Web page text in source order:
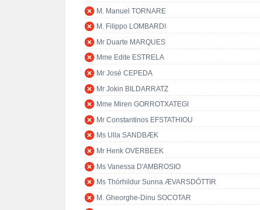
M. Manuel TORNARE
M. Filippo LOMBARDI
Mr Duarte MARQUES
Mme Edite ESTRELA
Mr José CEPEDA
Mr Jokin BILDARRATZ
Mme Miren GORROTXATEGI
Mr Constantinos EFSTATHIOU
Ms Ulla SANDBÆK
Mr Henk OVERBEEK
Ms Vanessa D'AMBROSIO
Ms Thórhildur Sunna ÆVARSDÓTTIR
M. Gheorghe-Dinu SOCOTAR